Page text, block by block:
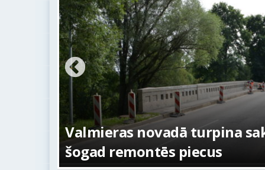
Valmieras novadā turpina sakārtot
šogad remontēs piecus